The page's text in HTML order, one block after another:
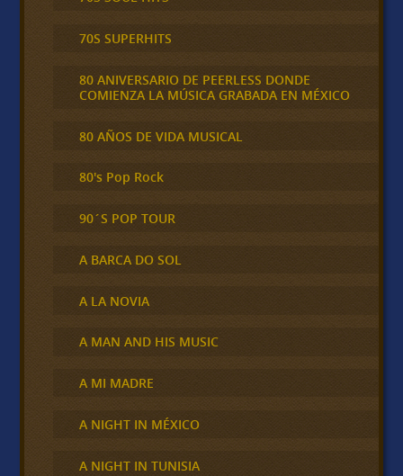
70S SUPERHITS
80 ANIVERSARIO DE PEERLESS DONDE
COMIENZA LA MÚSICA GRABADA EN MÉXICO
80 AÑOS DE VIDA MUSICAL
80's Pop Rock
90´S POP TOUR
A BARCA DO SOL
A LA NOVIA
A MAN AND HIS MUSIC
A MI MADRE
A NIGHT IN MÉXICO
A NIGHT IN TUNISIA